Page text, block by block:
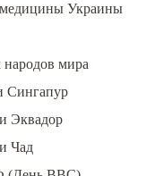
медицины Украины
мира
Сингапур
Эквадор
Чад